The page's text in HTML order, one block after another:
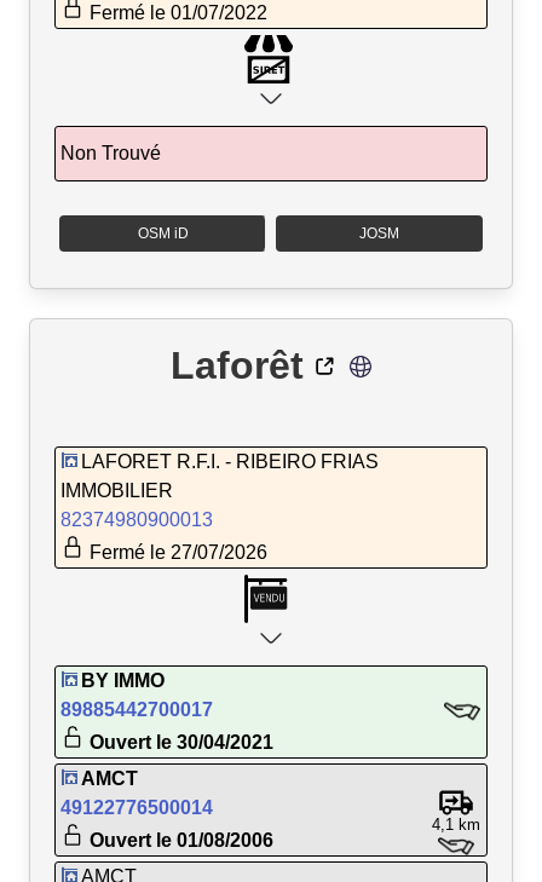
Fermé le 01/07/2022
Non Trouvé
OSM iD JOSM
Laforêt
LAFORET R.F.I. - RIBEIRO FRIAS
IMMOBILIER
82374980900013
Fermé le 27/07/2026
BY IMMO
89885442700017
Ouvert le 30/04/2021
AMCT
49122776500014
Ouvert le 01/08/2006
4,1 km
AMCT